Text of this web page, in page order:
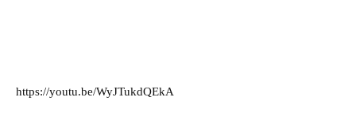
https://youtu.be/WyJTukdQEkA